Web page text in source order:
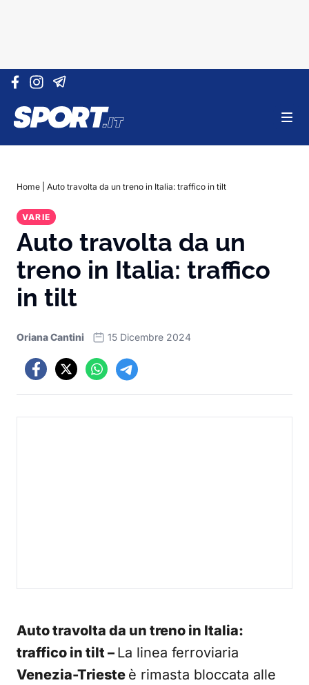
Vai al contenuto
Home Auto travolta da un treno in Italia: traffico in tilt
VARIE
Auto travolta da un
treno in Italia: traffico
in tilt
Oriana Cantini 15 Dicembre 2024
Auto travolta da un treno in Italia:
traffico in tilt – La linea ferroviaria
Venezia-Trieste è rimasta bloccata alle